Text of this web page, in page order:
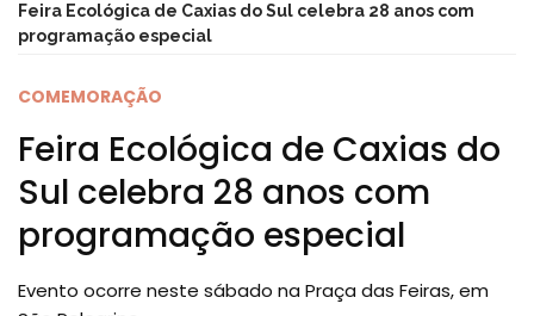
Feira Ecológica de Caxias do Sul celebra 28 anos com
programação especial
COMEMORAÇÃO
Feira Ecológica de Caxias do
Sul celebra 28 anos com
programação especial
Evento ocorre neste sábado na Praça das Feiras, em